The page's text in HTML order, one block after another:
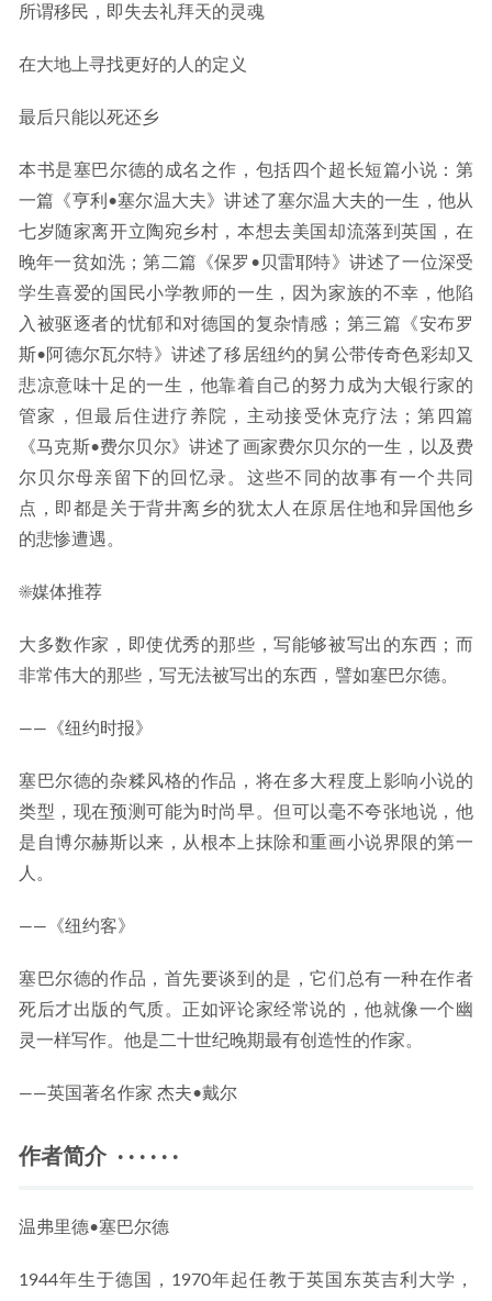
所谓移民，即失去礼拜天的灵魂
在大地上寻找更好的人的定义
最后只能以死还乡
本书是塞巴尔德的成名之作，包括四个超长短篇小说：第
一篇《亨利•塞尔温大夫》讲述了塞尔温大夫的一生，他从
七岁随家离开立陶宛乡村，本想去美国却流落到英国，在
晚年一贫如洗；第二篇《保罗•贝雷耶特》讲述了一位深受
学生喜爱的国民小学教师的一生，因为家族的不幸，他陷
入被驱逐者的忧郁和对德国的复杂情感；第三篇《安布罗
斯•阿德尔瓦尔特》讲述了移居纽约的舅公带传奇色彩却又
悲凉意味十足的一生，他靠着自己的努力成为大银行家的
管家，但最后住进疗养院，主动接受休克疗法；第四篇
《马克斯•费尔贝尔》讲述了画家费尔贝尔的一生，以及费
尔贝尔母亲留下的回忆录。这些不同的故事有一个共同
点，即都是关于背井离乡的犹太人在原居住地和异国他乡
的悲惨遭遇。
☀媒体推荐
大多数作家，即使优秀的那些，写能够被写出的东西；而
非常伟大的那些，写无法被写出的东西，譬如塞巴尔德。
——《纽约时报》
塞巴尔德的杂糅风格的作品，将在多大程度上影响小说的
类型，现在预测可能为时尚早。但可以毫不夸张地说，他
是自博尔赫斯以来，从根本上抹除和重画小说界限的第一
人。
——《纽约客》
塞巴尔德的作品，首先要谈到的是，它们总有一种在作者
死后才出版的气质。正如评论家经常说的，他就像一个幽
灵一样写作。他是二十世纪晚期最有创造性的作家。
——英国著名作家 杰夫•戴尔
作者简介 · · · · · ·
温弗里德•塞巴尔德
1944年生于德国，1970年起任教于英国东英吉利大学，